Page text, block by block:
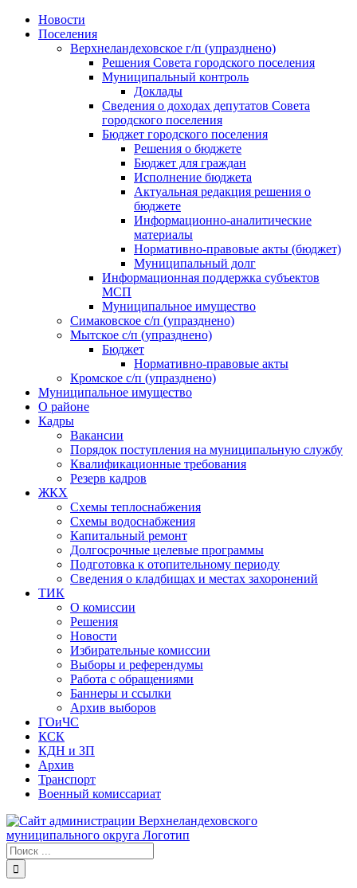
Skip
Новости
Поселения
Верхнеландеховское г/п (упразднено)
Решения Совета городского поселения
Муниципальный контроль
Доклады
Сведения о доходах депутатов Совета
городского поселения
Бюджет городского поселения
Решения о бюджете
Бюджет для граждан
Исполнение бюджета
Актуальная редакция решения о
бюджете
Информационно-аналитические
материалы
Нормативно-правовые акты (бюджет)
Муниципальный долг
Информационная поддержка субъектов
МСП
Муниципальное имущество
Симаковское с/п (упразднено)
Мытское с/п (упразднено)
Бюджет
Нормативно-правовые акты
Кромское с/п (упразднено)
Муниципальное имущество
О районе
Кадры
Вакансии
Порядок поступления на муниципальную службу
Квалификационные требования
Резерв кадров
ЖКХ
Схемы теплоснабжения
Схемы водоснабжения
Капитальный ремонт
Долгосрочные целевые программы
Подготовка к отопительному периоду
Сведения о кладбищах и местах захоронений
ТИК
О комиссии
Решения
Новости
Избирательные комиссии
Выборы и референдумы
Работа с обращениями
Баннеры и ссылки
Архив выборов
ГОиЧС
КСК
КДН и ЗП
Архив
Транспорт
Военный комиссариат
Результат
поиска: